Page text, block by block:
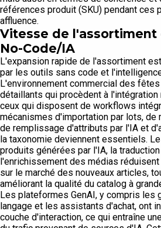
références produit (SKU) pendant ces
affluence.
Vitesse de
No-Code/IA
L'expansion rapide de l'assortiment
par les outils sans code et
L'environnement commercial des
détaillants qui procèdent à
ceux qui disposent de workflows
mécanismes d'importation par lots, de
de remplissage d'attributs par l'IA et
la taxonomie deviennent essentiels.
produits générées par l'IA, la
l'enrichissement des médias
sur le marché des nouveaux articles,
améliorant la qualité du catalog à
Les plateformes GenAI, y compris les
langage et les assistants d'achat, ont
couche d'interaction, ce qui entraîne